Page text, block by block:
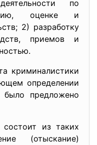
по
оценке и
2) разработку
приемов и
криминалистики
определении
было предложено
состоит из таких
(отыскание)